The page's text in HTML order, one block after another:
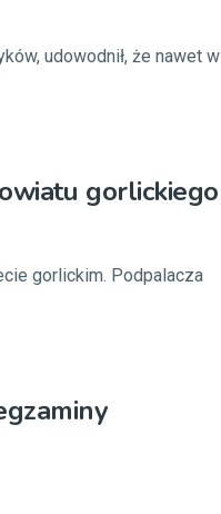
udowodnił, że nawet w
gorlickiego
gorlickim. Podpalacza